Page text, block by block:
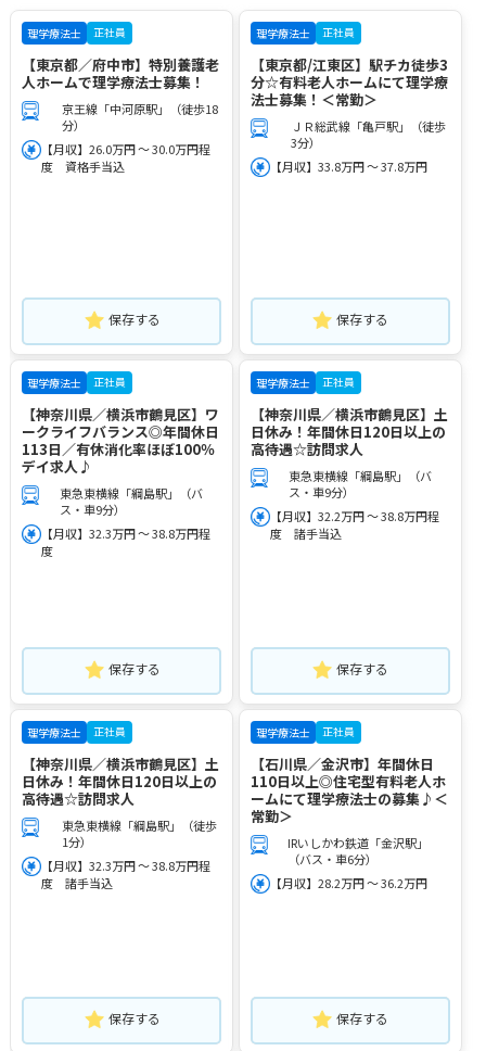
理学療法士 正社員
【東京都／府中市】特別養護老
人ホームで理学療法士募集！
京王線「中河原駅」（徒歩18
分）
【月収】26.0万円 ～ 30.0万円程
度 資格手当込
保存する
理学療法士 正社員
【東京都/江東区】駅チカ徒歩3
分☆有料老人ホームにて理学療
法士募集！＜常勤＞
ＪＲ総武線「亀戸駅」（徒歩
3分）
【月収】33.8万円 ～ 37.8万円
保存する
理学療法士 正社員
【神奈川県／横浜市鶴見区】ワ
ークライフバランス◎年間休日
113日／有休消化率ほぼ100％
デイ求人♪
東急東横線「綱島駅」（バ
ス・車9分）
【月収】32.3万円 ～ 38.8万円程
度
保存する
理学療法士 正社員
【神奈川県／横浜市鶴見区】土
日休み！年間休日120日以上の
高待遇☆訪問求人
東急東横線「綱島駅」（バ
ス・車9分）
【月収】32.2万円 ～ 38.8万円程
度 諸手当込
保存する
理学療法士 正社員
【神奈川県／横浜市鶴見区】土
日休み！年間休日120日以上の
高待遇☆訪問求人
東急東横線「綱島駅」（徒歩
1分）
【月収】32.3万円 ～ 38.8万円程
度 諸手当込
保存する
理学療法士 正社員
【石川県／金沢市】年間休日
110日以上◎住宅型有料老人ホ
ームにて理学療法士の募集♪＜
常勤＞
IRいしかわ鉄道「金沢駅」
（バス・車6分）
【月収】28.2万円 ～ 36.2万円
保存する